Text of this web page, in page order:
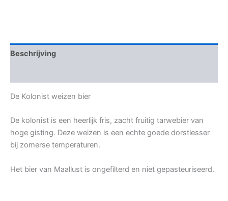
Beschrijving
De Kolonist weizen bier
De kolonist is een heerlijk fris, zacht fruitig tarwebier van
hoge gisting. Deze weizen is een echte goede dorstlesser
bij zomerse temperaturen.
Het bier van Maallust is ongefilterd en niet gepasteuriseerd.